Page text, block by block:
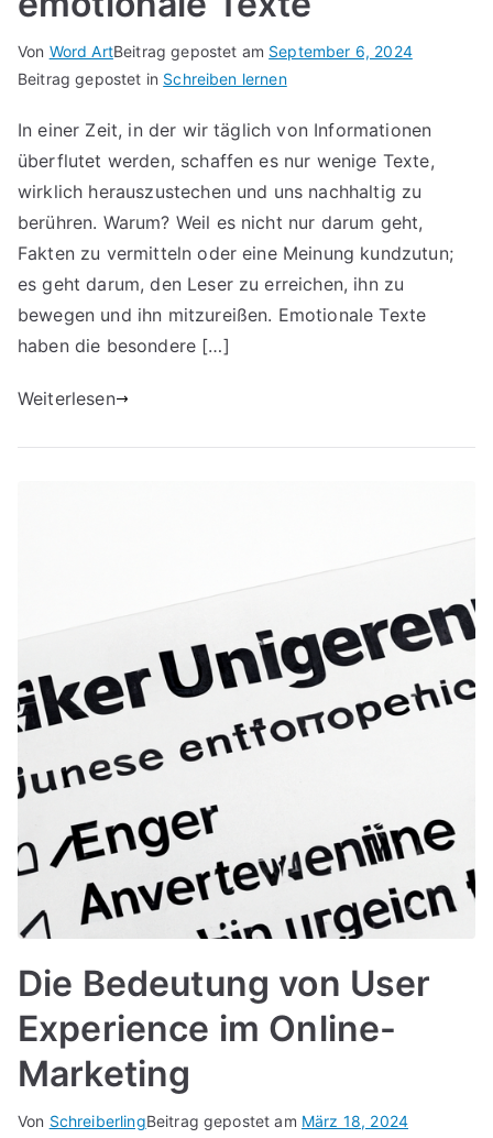
Von Word ArtBeitrag gepostet am September 6, 2024
Beitrag gepostet in Schreiben lernen
In einer Zeit, in der wir täglich von Informationen
überflutet werden, schaffen es nur wenige Texte,
wirklich herauszustechen und uns nachhaltig zu
berühren. Warum? Weil es nicht nur darum geht,
Fakten zu vermitteln oder eine Meinung kundzutun;
es geht darum, den Leser zu erreichen, ihn zu
bewegen und ihn mitzureißen. Emotionale Texte
haben die besondere […]
Weiterlesen
Die Bedeutung von User
Experience im Online-
Marketing
Von SchreiberlingBeitrag gepostet am März 18, 2024